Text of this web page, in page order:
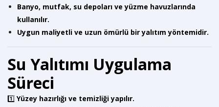
Banyo, mutfak, su depoları ve yüzme havuzlarında
kullanılır.
Uygun maliyetli ve uzun ömürlü bir yalıtım yöntemidir.
Su Yalıtımı Uygulama
Süreci
1️⃣ Yüzey hazırlığı ve temizliği yapılır.